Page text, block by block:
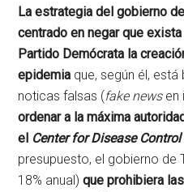
La estrategia del gobierno
centrado en negar que
Partido Demócrata la
epidemia que, según él,
noticas falsas (fake newsen
ordenar a la máxima
el Center for Disease
presupuesto, el gobierno de
18% anual)que prohibiera